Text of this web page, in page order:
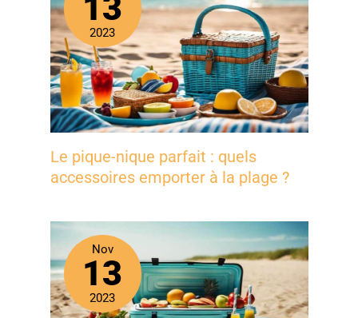
13
2023
Le pique-nique parfait : quels
accessoires emporter à la plage ?
Nov
13
2023